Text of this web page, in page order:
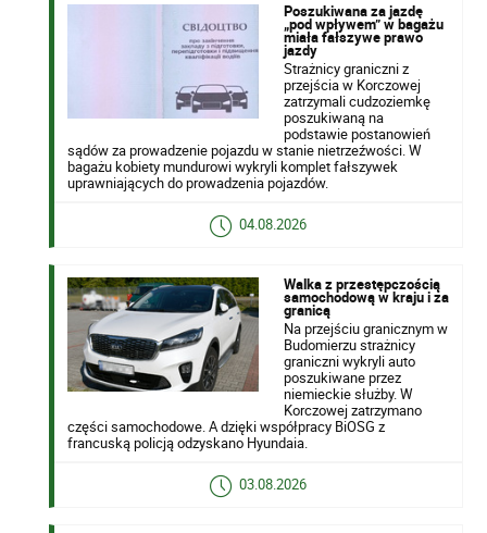
Poszukiwana za jazdę
„pod wpływem” w bagażu
miała fałszywe prawo
jazdy
Strażnicy graniczni z
przejścia w Korczowej
zatrzymali cudzoziemkę
poszukiwaną na
podstawie postanowień
sądów za prowadzenie pojazdu w stanie nietrzeźwości. W
bagażu kobiety mundurowi wykryli komplet fałszywek
uprawniających do prowadzenia pojazdów.
04.08.2026
Walka z przestępczością
samochodową w kraju i za
granicą
Na przejściu granicznym w
Budomierzu strażnicy
graniczni wykryli auto
poszukiwane przez
niemieckie służby. W
Korczowej zatrzymano
części samochodowe. A dzięki współpracy BiOSG z
francuską policją odzyskano Hyundaia.
03.08.2026